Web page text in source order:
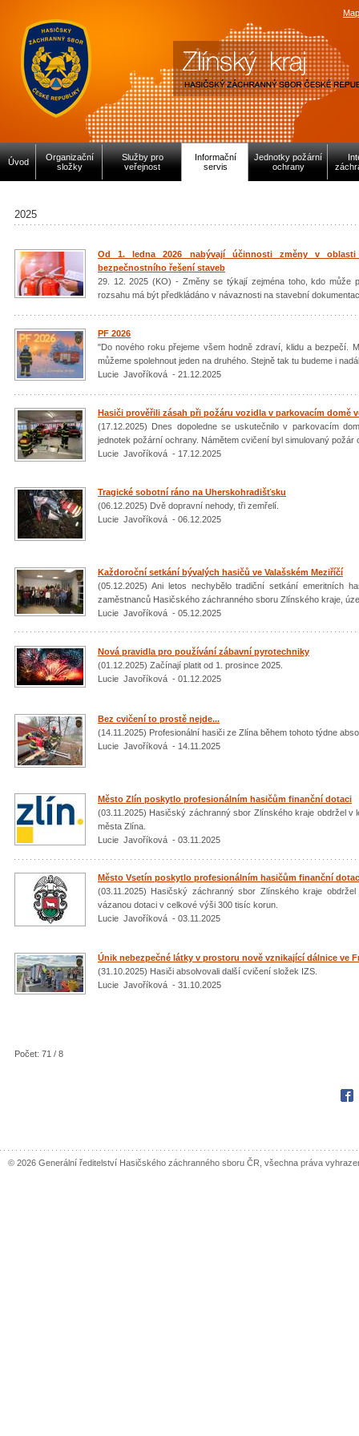
Úvod
Organizační
složky
Služby pro
veřejnost
Informační
servis
Jednotky požární
ochrany
2025
Od 1. ledna 2026 nabývají účinnosti změny v
bezpečnostního řešení staveb
29. 12. 2025 (KO) - Změny se týkají zejména toho, kdo může
rozsahu má být předkládáno v návaznosti na stavební
PF 2026
"Do nového roku přejeme všem hodně zdraví, klidu a bezpečí.
můžeme spolehnout jeden na druhého. Stejně tak tu budeme i
Lucie Javoříková - 21.12.2025
Hasiči prověřili zásah při požáru vozidla v parkovacím domě
(17.12.2025) Dnes dopoledne se uskutečnilo v parkovacím
jednotek požární ochrany. Námětem cvičení byl simulovaný požár
Lucie Javoříková - 17.12.2025
Tragické sobotní ráno na Uherskohradišťsku
(06.12.2025) Dvě dopravní nehody, tři zemřelí.
Lucie Javoříková - 06.12.2025
Každoroční setkání bývalých hasičů ve Valašském Meziříčí
(05.12.2025) Ani letos nechybělo tradiční setkání emeritních
zaměstnanců Hasičského záchranného sboru Zlínského kraje,
Lucie Javoříková - 05.12.2025
Nová pravidla pro používání zábavní pyrotechniky
(01.12.2025) Začínají platit od 1. prosince 2025.
Lucie Javoříková - 01.12.2025
Bez cvičení to prostě nejde...
(14.11.2025) Profesionální hasiči ze Zlína během tohoto týdne
Lucie Javoříková - 14.11.2025
Město Zlín poskytlo profesionálním hasičům finanční dotaci
(03.11.2025) Hasičský záchranný sbor Zlínského kraje obdržel
města Zlína.
Lucie Javoříková - 03.11.2025
Město Vsetín poskytlo profesionálním hasičům finanční
(03.11.2025) Hasičský záchranný sbor Zlínského kraje
vázanou dotaci v celkové výši 300 tisíc korun.
Lucie Javoříková - 03.11.2025
Únik nebezpečné látky v prostoru nově vznikající dálnice ve
(31.10.2025) Hasiči absolvovali další cvičení složek IZS.
Lucie Javoříková - 31.10.2025
Počet: 71 / 8
© 2026 Generální ředitelství Hasičského záchranného sboru ČR, všechna práva